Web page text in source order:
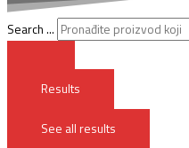
Search ...
Results
See all results